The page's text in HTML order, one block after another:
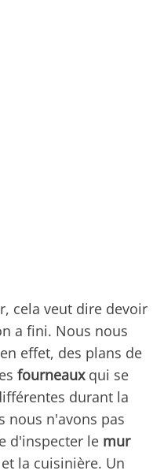
cela veut dire devoir
a fini. Nous nous
effet, des plans de
fourneauxqui se
durant la
nous n'avons pas
d'inspecter le mur
la cuisinière. Un